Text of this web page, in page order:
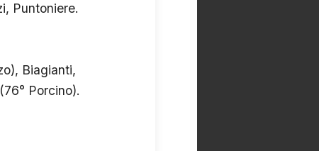
Puntoniere.
Biagianti,
Porcino).